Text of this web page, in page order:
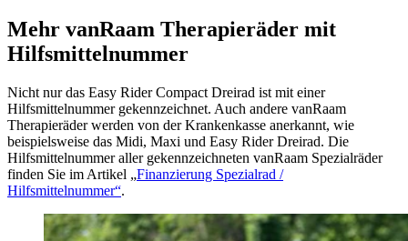
Mehr vanRaam Therapieräder mit
Hilfsmittelnummer
Nicht nur das Easy Rider Compact Dreirad ist mit einer
Hilfsmittelnummer gekennzeichnet. Auch andere vanRaam
Therapieräder werden von der Krankenkasse anerkannt, wie
beispielsweise das Midi, Maxi und Easy Rider Dreirad. Die
Hilfsmittelnummer aller gekennzeichneten vanRaam Spezialräder
finden Sie im Artikel „Finanzierung Spezialrad /
Hilfsmittelnummer“.